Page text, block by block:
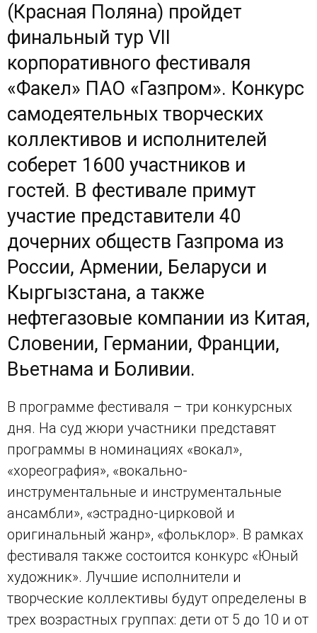
(Красная Поляна) пройдет
финальный тур VII
корпоративного фестиваля
«Факел» ПАО «Газпром». Конкурс
самодеятельных творческих
коллективов и исполнителей
соберет 1600 участников и
гостей. В фестивале примут
участие представители 40
дочерних обществ Газпрома из
России, Армении, Беларуси и
Кыргызстана, а также
нефтегазовые компании из Китая,
Словении, Германии, Франции,
Вьетнама и Боливии.
В программе фестиваля – три конкурсных
дня. На суд жюри участники представят
программы в номинациях «вокал»,
«хореография», «вокально-
инструментальные и инструментальные
ансамбли», «эстрадно-цирковой и
оригинальный жанр», «фольклор». В рамках
фестиваля также состоится конкурс «Юный
художник». Лучшие исполнители и
творческие коллективы будут определены в
трех возрастных группах: дети от 5 до 10 и от